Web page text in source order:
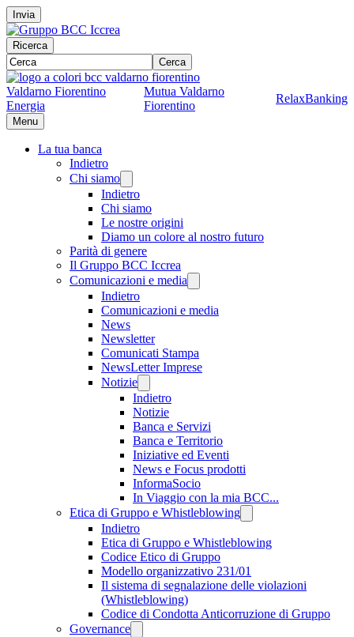
Invia
Ricerca
Cerca
Valdarno Fiorentino
Energia
Mutua Valdarno
Fiorentino
RelaxBanking
Menu
La tua banca
Indietro
Chi siamo
Indietro
Chi siamo
Le nostre origini
Diamo un colore al nostro futuro
Parità di genere
Il Gruppo BCC Iccrea
Comunicazioni e media
Indietro
Comunicazioni e media
News
Newsletter
Comunicati Stampa
NewsLetter Imprese
Notizie
Indietro
Notizie
Banca e Servizi
Banca e Territorio
Iniziative ed Eventi
News e Focus prodotti
InformaSocio
In Viaggio con la mia BCC...
Etica di Gruppo e Whistleblowing
Indietro
Etica di Gruppo e Whistleblowing
Codice Etico di Gruppo
Modello organizzativo 231/01
Il sistema di segnalazione delle violazioni
(Whistleblowing)
Codice di Condotta Anticorruzione di Gruppo
Governance